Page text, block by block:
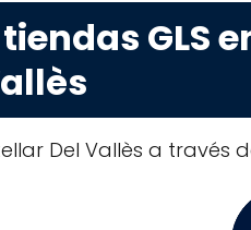
GLS
Del Vallès a través